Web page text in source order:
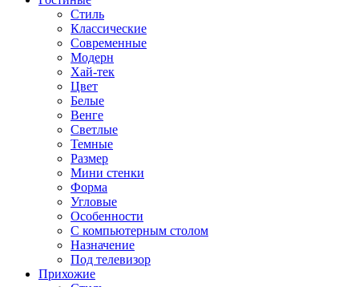
Стиль
Классические
Современные
Модерн
Хай-тек
Цвет
Белые
Венге
Светлые
Темные
Размер
Мини стенки
Форма
Угловые
Особенности
С компьютерным столом
Назначение
Под телевизор
Прихожие